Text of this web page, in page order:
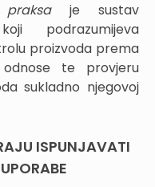
praksa je sustav
podrazumijeva
proizvoda prema
te provjeru
sukladno njegovoj
ISPUNJAVATI